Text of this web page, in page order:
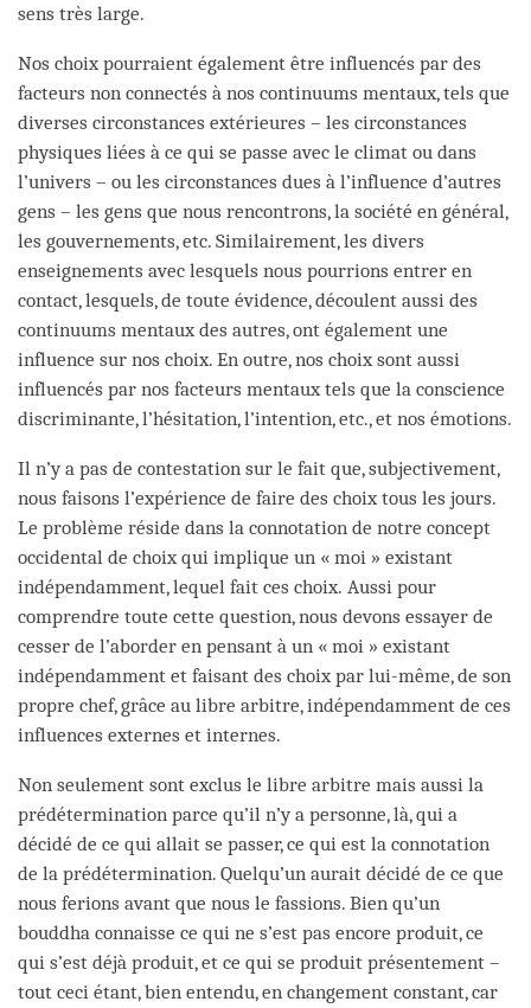
sens très large.
Nos choix pourraient également être influencés par des
facteurs non connectés à nos continuums mentaux, tels que
diverses circonstances extérieures – les circonstances
physiques liées à ce qui se passe avec le climat ou dans
l’univers – ou les circonstances dues à l’influence d’autres
gens – les gens que nous rencontrons, la société en général,
les gouvernements, etc. Similairement, les divers
enseignements avec lesquels nous pourrions entrer en
contact, lesquels, de toute évidence, découlent aussi des
continuums mentaux des autres, ont également une
influence sur nos choix. En outre, nos choix sont aussi
influencés par nos facteurs mentaux tels que la conscience
discriminante, l’hésitation, l’intention, etc., et nos émotions.
Il n’y a pas de contestation sur le fait que, subjectivement,
nous faisons l’expérience de faire des choix tous les jours.
Le problème réside dans la connotation de notre concept
occidental de choix qui implique un « moi » existant
indépendamment, lequel fait ces choix. Aussi pour
comprendre toute cette question, nous devons essayer de
cesser de l’aborder en pensant à un « moi » existant
indépendamment et faisant des choix par lui-même, de son
propre chef, grâce au libre arbitre, indépendamment de ces
influences externes et internes.
Non seulement sont exclus le libre arbitre mais aussi la
prédétermination parce qu’il n’y a personne, là, qui a
décidé de ce qui allait se passer, ce qui est la connotation
de la prédétermination. Quelqu’un aurait décidé de ce que
nous ferions avant que nous le fassions. Bien qu’un
bouddha connaisse ce qui ne s’est pas encore produit, ce
qui s’est déjà produit, et ce qui se produit présentement –
tout ceci étant, bien entendu, en changement constant, car